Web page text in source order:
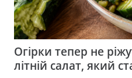
Огірки тепер не
літній салат, який